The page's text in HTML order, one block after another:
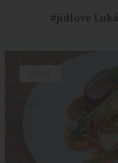
#jídlove